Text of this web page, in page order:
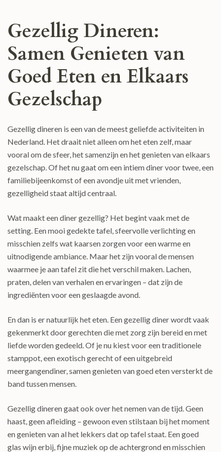
Gezellig Dineren:
Samen Genieten van
Goed Eten en Elkaars
Gezelschap
Gezellig dineren is een van de meest geliefde activiteiten in
Nederland. Het draait niet alleen om het eten zelf, maar
vooral om de sfeer, het samenzijn en het genieten van elkaars
gezelschap. Of het nu gaat om een intiem diner voor twee, een
familiebijeenkomst of een avondje uit met vrienden,
gezelligheid staat altijd centraal.
Wat maakt een diner gezellig? Het begint vaak met de
setting. Een mooi gedekte tafel, sfeervolle verlichting en
misschien zelfs wat kaarsen zorgen voor een warme en
uitnodigende ambiance. Maar het zijn vooral de mensen
waarmee je aan tafel zit die het verschil maken. Lachen,
praten, delen van verhalen en ervaringen – dat zijn de
ingrediënten voor een geslaagde avond.
En dan is er natuurlijk het eten. Een gezellig diner wordt vaak
gekenmerkt door gerechten die met zorg zijn bereid en met
liefde worden gedeeld. Of je nu kiest voor een traditionele
stamppot, een exotisch gerecht of een uitgebreid
meergangendiner, samen genieten van goed eten versterkt de
band tussen mensen.
Gezellig dineren gaat ook over het nemen van de tijd. Geen
haast, geen afleiding – gewoon even stilstaan bij het moment
en genieten van al het lekkers dat op tafel staat. Een goed
glas wijn erbij, fijne muziek op de achtergrond en misschien